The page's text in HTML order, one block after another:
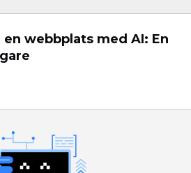
webbplats med AI: En